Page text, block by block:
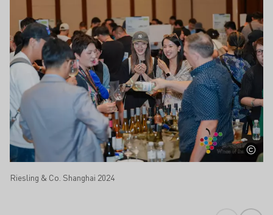
Riesling & Co. Shanghai 2024